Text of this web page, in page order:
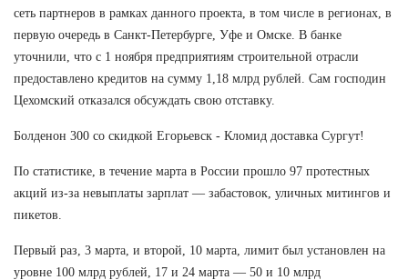
сеть партнеров в рамках данного проекта, в том числе в регионах, в
первую очередь в Санкт-Петербурге, Уфе и Омске. В банке
уточнили, что с 1 ноября предприятиям строительной отрасли
предоставлено кредитов на сумму 1,18 млрд рублей. Сам господин
Цехомский отказался обсуждать свою отставку.
Болденон 300 со скидкой Егорьевск - Кломид доставка Сургут!
По статистике, в течение марта в России прошло 97 протестных
акций из-за невыплаты зарплат — забастовок, уличных митингов и
пикетов.
Первый раз, 3 марта, и второй, 10 марта, лимит был установлен на
уровне 100 млрд рублей, 17 и 24 марта — 50 и 10 млрд